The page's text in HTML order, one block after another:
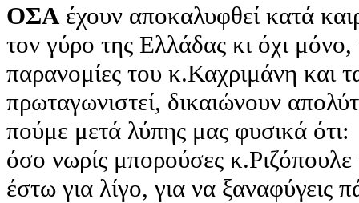
ΟΣΑ έχουν αποκαλυφθεί κατά
τον γύρο της Ελλάδας κι όχι μόνο,
παρανομίες του κ.Καχριμάνη και
πρωταγωνιστεί, δικαιώνουν
πούμε μετά λύπης μας φυσικά
όσο νωρίς μπορούσες κ.Ριζόπουλε
έστω για λίγο, για να ξαναφύγεις